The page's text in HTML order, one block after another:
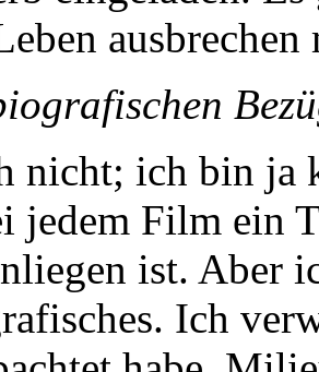
ausbrechen
nicht; ich bin ja
jedem Film ein
ist. Aber
Ich